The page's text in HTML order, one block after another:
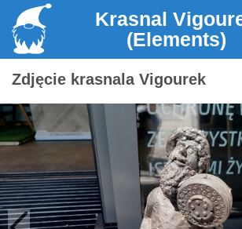
Krasnal
(Elements)
Zdjęcie krasnala Vigourek